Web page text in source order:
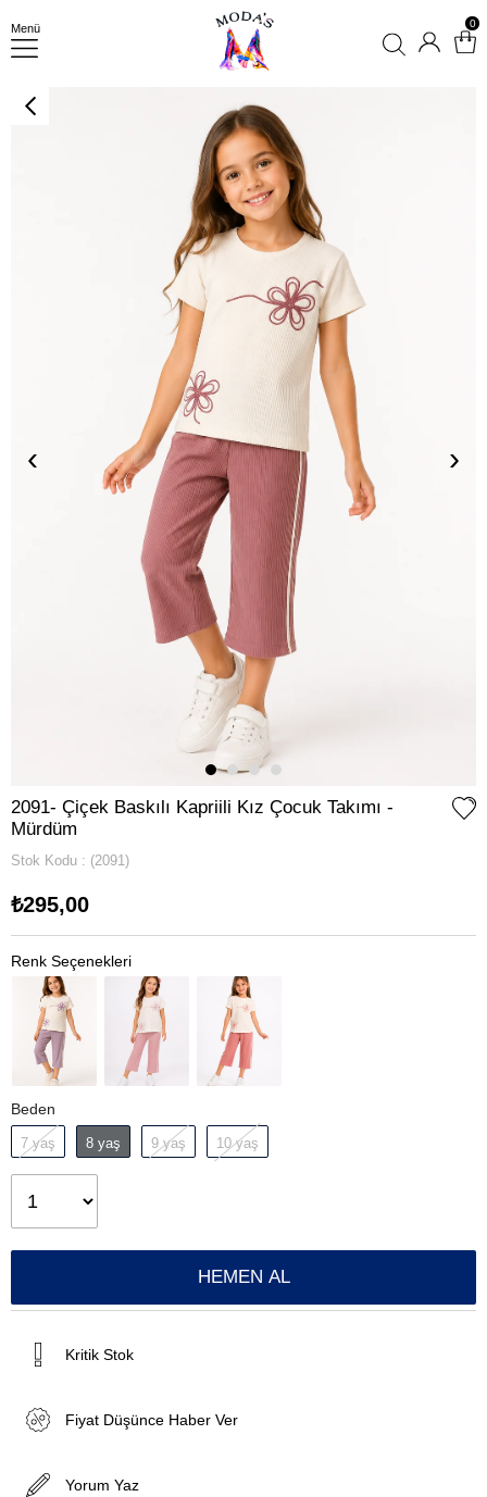
Menü 0
‹ ›
2091- Çiçek Baskılı Kapriili Kız Çocuk Takımı -
Mürdüm
Stok Kodu (2091)
₺295,00
Beden
7 yaş 8 yaş 9 yaş 10 yaş
Kritik Stok
Fiyat Düşünce Haber Ver
Yorum Yaz